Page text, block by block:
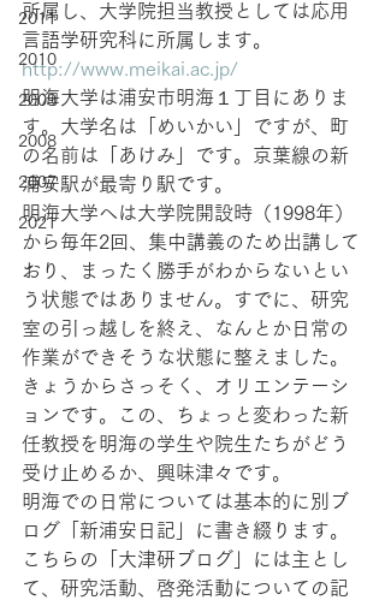
2011
2010
2009
2008
2007
2021
所属し、大学院担当教授としては応用
言語学研究科に所属します。
http://www.meikai.ac.jp/
明海大学は浦安市明海１丁目にありま
す。大学名は「めいかい」ですが、町
の名前は「あけみ」です。京葉線の新
浦安駅が最寄り駅です。
明海大学へは大学院開設時（1998年）
から毎年2回、集中講義のため出講して
おり、まったく勝手がわからないとい
う状態ではありません。すでに、研究
室の引っ越しを終え、なんとか日常の
作業ができそうな状態に整えました。
きょうからさっそく、オリエンテーシ
ョンです。この、ちょっと変わった新
任教授を明海の学生や院生たちがどう
受け止めるか、興味津々です。
明海での日常については基本的に別ブ
ログ「新浦安日記」に書き綴ります。
こちらの「大津研ブログ」には主とし
て、研究活動、啓発活動についての記